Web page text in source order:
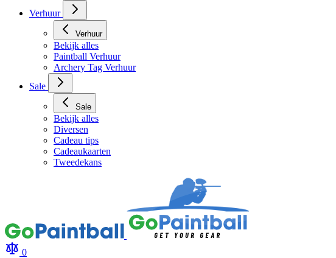
Verhuur
Verhuur
Bekijk alles
Paintball Verhuur
Archery Tag Verhuur
Sale
Sale
Bekijk alles
Diversen
Cadeau tips
Cadeaukaarten
Tweedekans
0